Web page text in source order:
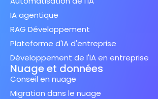
IA agentique
RAG Développement
Plateforme d'IA d'entreprise
Développement de l'IA en entreprise
Nuage et données
Conseil en nuage
Migration dans le nuage